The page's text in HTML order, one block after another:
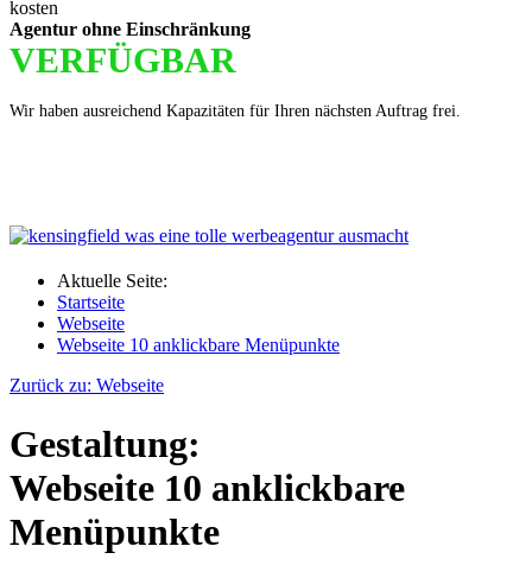
Agentur ohne Einschränkung
VERFÜGBAR
Wir haben ausreichend Kapazitäten für Ihren nächsten Auftrag frei.
Aktuelle Seite:
Startseite
Webseite
Webseite 10 anklickbare Menüpunkte
Zurück zu: Webseite
Gestaltung:
Webseite 10 anklickbare
Menüpunkte